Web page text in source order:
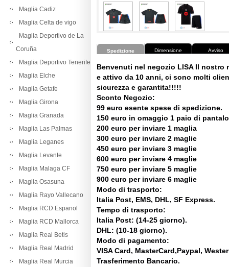
Maglia Cadiz
Maglia Celta de vigo
Maglia Deportivo de La
Coruña
Maglia Deportivo Tenerife
Maglia Elche
Maglia Getafe
Maglia Girona
Maglia Granada
Maglia Las Palmas
Maglia Leganes
Maglia Levante
Maglia Malaga CF
Maglia Osasuna
Maglia Rayo Vallecano
Maglia RCD Espanol
Maglia RCD Mallorca
Maglia Real Betis
Maglia Real Madrid
Maglia Real Murcia
Spedizione Dimensione Avviso
Benvenuti nel negozio LISA Il nostro
e attivo da 10 anni, ci sono molti
sicurezza e garantita!!!!!
Sconto Negozio:
99 euro esente spese di spedizione.
150 euro in omaggio 1 paio di
200 euro per inviare 1 maglia
300 euro per inviare 2 maglie
450 euro per inviare 3 maglie
600 euro per inviare 4 maglie
750 euro per inviare 5 maglie
900 euro per inviare 6 maglie
Modo di trasporto:
Italia Post, EMS, DHL, SF Express.
Tempo di trasporto:
Italia Post: (14-25 giorno).
DHL: (10-18 giorno).
Modo di pagamento:
VISA Card, MasterCard,Paypal,
Trasferimento Bancario.